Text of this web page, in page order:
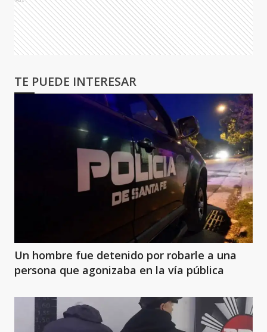
TE PUEDE INTERESAR
Un hombre fue detenido por robarle a una
persona que agonizaba en la vía pública